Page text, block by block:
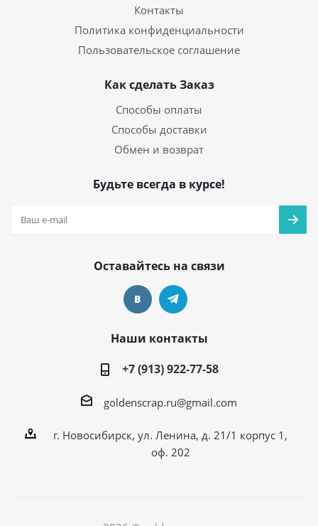
Контакты
Политика конфиденциальности
Пользовательское соглашение
Как сделать Заказ
Способы оплаты
Способы доставки
Обмен и возврат
Будьте всегда в курсе!
Оставайтесь на связи
Наши контакты
+7 (913) 922-77-58
goldenscrap.ru@gmail.com
г. Новосибирск, ул. Ленина, д. 21/1 корпус 1,
оф. 202